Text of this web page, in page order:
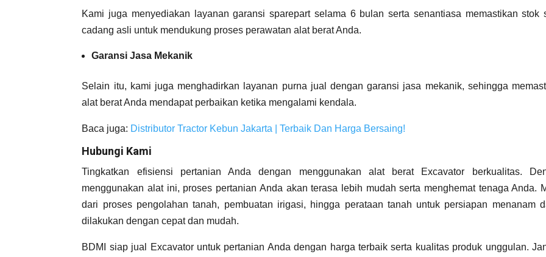
Kami juga menyediakan layanan garansi sparepart selama 6 bulan serta senantiasa memastikan stok
cadang asli untuk mendukung proses perawatan alat berat Anda.
Garansi Jasa Mekanik
Selain itu, kami juga menghadirkan layanan purna jual dengan garansi jasa mekanik, sehingga
alat berat Anda mendapat perbaikan ketika mengalami kendala.
Baca juga: Distributor Tractor Kebun Jakarta | Terbaik Dan Harga Bersaing!
Hubungi Kami
Tingkatkan efisiensi pertanian Anda dengan menggunakan alat berat Excavator berkualitas.
menggunakan alat ini, proses pertanian Anda akan terasa lebih mudah serta menghemat tenaga Anda.
dari proses pengolahan tanah, pembuatan irigasi, hingga perataan tanah untuk persiapan menanam
dilakukan dengan cepat dan mudah.
BDMI siap jual Excavator untuk pertanian Anda dengan harga terbaik serta kualitas produk unggulan.